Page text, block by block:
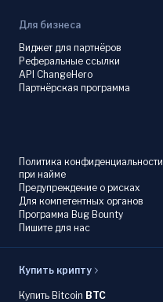
Для бизнеса
Виджет для партнёров
Реферальные ссылки
API ChangeHero
Партнёрская программа
Политика конфиденциальности
при найме
Предупреждение о рисках
Для компетентных органов
Программа Bug Bounty
Пишите для нас
Купить крипту
Купить Bitcoin BTC